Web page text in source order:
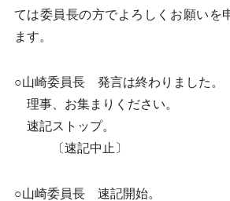
ては委員長の方でよろしくお願いを
ます。
○山崎委員長 発言は終わりました。
理事、お集まりください。
速記ストップ。
〔速記中止〕
○山崎委員長 速記開始。